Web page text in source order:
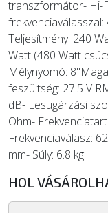
transzformátor- Hi-
Teljesítmény: 240
Watt (480 Watt
Mélynyomó:
feszültség: 27.5 V
dB- Lesugárzási
Ohm-
Frekvenciaválasz:
mm- Súly: 6.8 kg
HOL